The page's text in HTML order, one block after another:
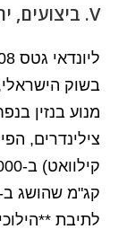
V. ביצועים, יחידת הנעה וצריכת דלק/אנרגיה
בשוק